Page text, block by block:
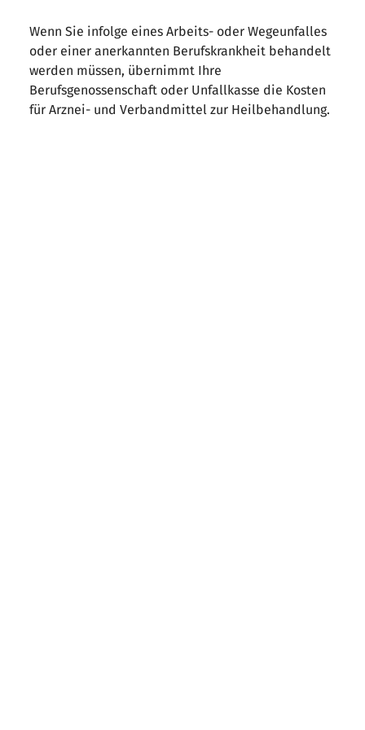
Wenn Sie infolge eines Arbeits- oder Wegeunfalles
oder einer anerkannten Berufskrankheit behandelt
werden müssen, übernimmt Ihre
Berufsgenossenschaft oder Unfallkasse die Kosten
für Arznei- und Verbandmittel zur Heilbehandlung.